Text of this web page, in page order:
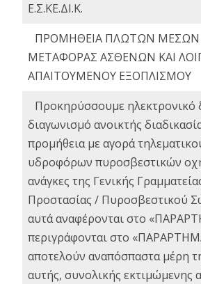
Ε.Σ.ΚΕ.ΔΙ.Κ.
ΠΡΟΜΗΘΕΙΑ ΠΛΩΤΩΝ ΜΕΣΩΝ
ΜΕΤΑΦΟΡΑΣ ΑΣΘΕΝΩΝ ΚΑΙ
ΑΠΑΙΤΟΥΜΕΝΟΥ ΕΞΟΠΛΙΣΜΟΥ
Προκηρύσσουμε ηλεκτρονικό
διαγωνισμό ανοικτής
προμήθεια με αγορά
υδροφόρων πυροσβεστικών
ανάγκες της Γενικής
Προστασίας / Πυροσβεστικού
αυτά αναφέρονται στο
περιγράφονται στο
αποτελούν αναπόσπαστα μέρη
αυτής, συνολικής εκτιμώμενης